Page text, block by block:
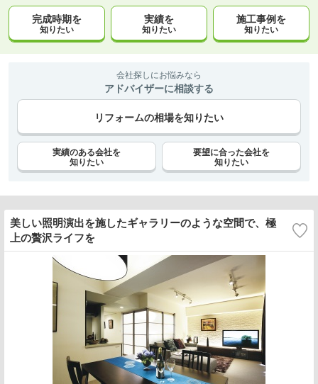
完成時期を
知りたい
実績を
知りたい
施工事例を
知りたい
会社探しにお悩みなら
アドバイザーに相談する
リフォームの相場を知りたい
実績のある会社を
知りたい
要望に合った会社を
知りたい
美しい照明演出を施したギャラリーのような空間で、極
上の贅沢ライフを